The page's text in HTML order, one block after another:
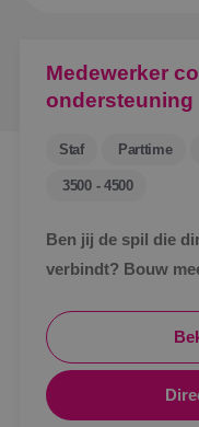
Medewerker
ondersteuning
Staf Parttime
3500 - 4500
Ben jij de spil die
verbindt? Bouw
BINK.&nbsp;